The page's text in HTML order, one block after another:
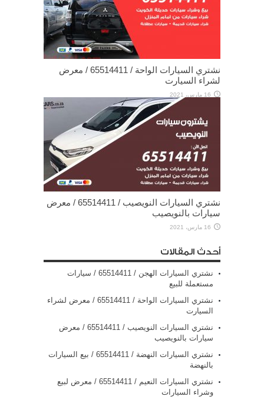
نشتري السيارات الواحة / 65514411 / معرض
لشراء السيارت
16 مارس، 2021
نشتري السيارات النويصيب / 65514411 / معرض
سيارات بالنويصيب
16 مارس، 2021
أحدث المقالات
نشتري السيارات الهجن / 65514411 / سيارات
مستعملة للبيع
نشتري السيارات الواحة / 65514411 / معرض لشراء
السيارت
نشتري السيارات النويصيب / 65514411 / معرض
سيارات بالنويصيب
نشتري السيارات النهضة / 65514411 / بيع السيارات
بالنهضة
نشتري السيارات النعيم / 65514411 / معرض لبيع
وشراء السيارات